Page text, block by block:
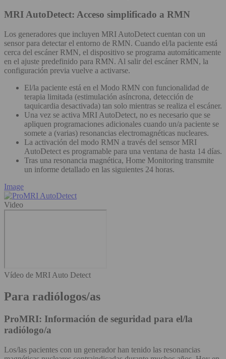
MRI AutoDetect: Acceso simplificado a RMN
Los generadores que incluyen MRI AutoDetect cuentan con un
sensor para detectar el entorno de RMN. Cuando el/la paciente está
cerca del escáner RMN, el dispositivo se programa automáticamente
en el ajuste predefinido para RMN. Al salir del escáner RMN, la
configuración previa vuelve a activarse.
El/la paciente está en el Modo RMN con funcionalidad de
terapia limitada (estimulación asíncrona, detección de
taquicardia desactivada) tan solo mientras se realiza el escáner.
Una vez se activa MRI AutoDetect, no es necesario que se
apliquen programaciones adicionales cuando un/a paciente se
somete a (varias) resonancias electromagnéticas nucleares.
La activación del modo RMN a través del sensor MRI
AutoDetect es programable para una ventana de hasta 14 días.
Tras una resonancia magnética, Home Monitoring transmite
un informe detallado en las siguientes 24 horas.
Image
Video
Vídeo de MRI Auto Detect
Para radiólogos/as
ProMRI: Información de seguridad para el/la
radiólogo/a
Los/las pacientes con un generador han tenido las resonancias